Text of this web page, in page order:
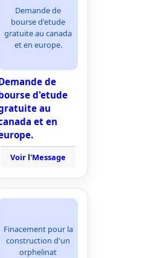
Demande de
bourse d'etude
gratuite au canada
et en europe.
de
d'etude
au
et en
Voir l'Message
Finacement pour la
construction d'un
orphelinat